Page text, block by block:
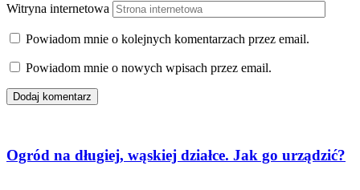
Witryna internetowa
Powiadom mnie o kolejnych komentarzach przez email.
Powiadom mnie o nowych wpisach przez email.
Ogród na długiej, wąskiej działce. Jak go urządzić?